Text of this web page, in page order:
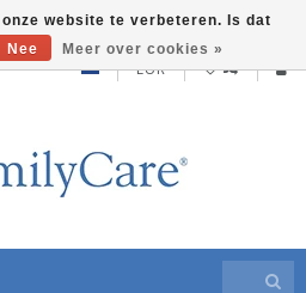
EUR
website te verbeteren. Is dat
Nee Meer over cookies »